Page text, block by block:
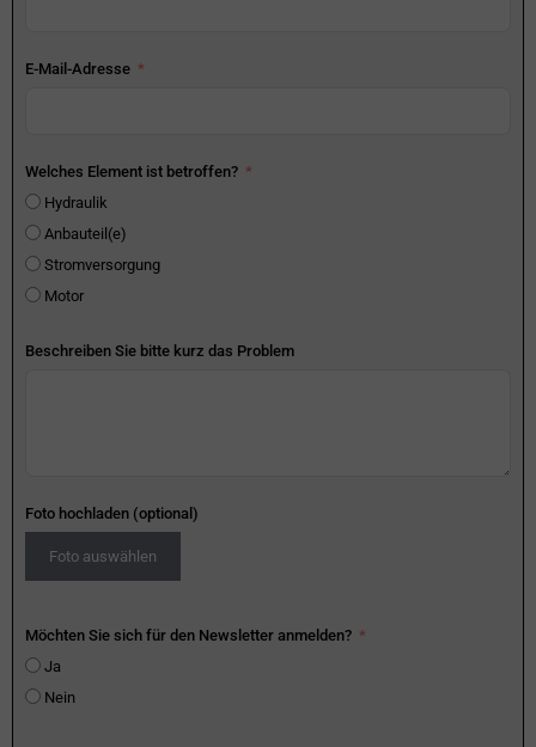
E-Mail-Adresse
Welches Element ist betroffen?
Hydraulik
Anbauteil(e)
Stromversorgung
Motor
Beschreiben Sie bitte kurz das Problem
Foto hochladen (optional)
Foto auswählen
Möchten Sie sich für den Newsletter anmelden?
Ja
Nein